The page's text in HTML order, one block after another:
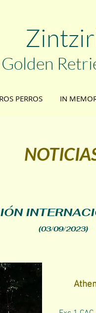
Zint
Golden
PERROS IN
(03/09/2023)